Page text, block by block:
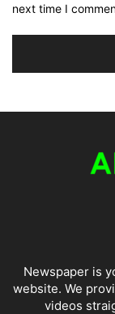
next time I
Newspaper is
website. We
videos